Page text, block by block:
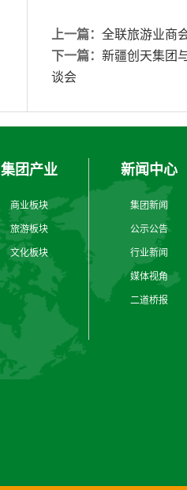
上一篇： 全联旅游业商
下一篇： 新疆创天集团
谈会
集团产业
商业板块
旅游板块
文化板块
新闻中心
集团新闻
公示公告
行业新闻
媒体视角
二道桥报